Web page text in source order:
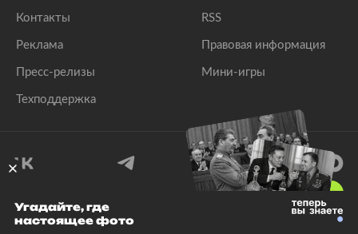
Контакты
Реклама
Пресс-релизы
Техподдержка
RSS
Правовая информация
Мини-игры
© 1999–2026 Все права защищены.
Угадайте, где
настоящее фото